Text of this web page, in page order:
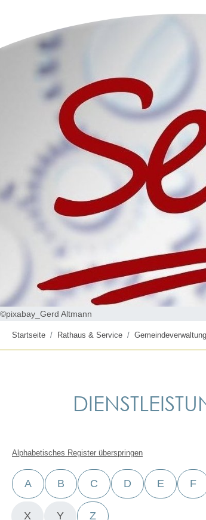
©pixabay_Gerd Altmann
Startseite Rathaus & Service Gemeindeverwaltung
Alphabetisches Register überspringen
A B C D E F
X Y Z